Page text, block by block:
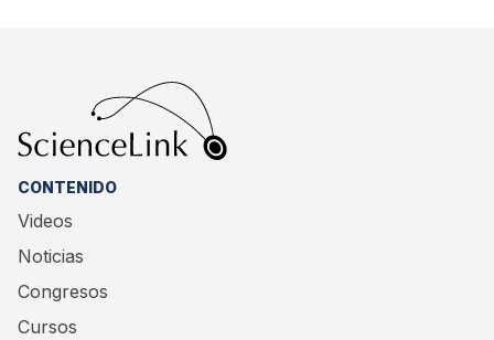
CONTENIDO
Videos
Noticias
Congresos
Cursos